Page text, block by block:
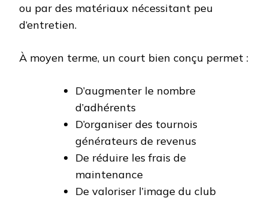
ou par des matériaux nécessitant peu
d’entretien.
À moyen terme, un court bien conçu permet :
D’augmenter le nombre
d’adhérents
D’organiser des tournois
générateurs de revenus
De réduire les frais de
maintenance
De valoriser l’image du club